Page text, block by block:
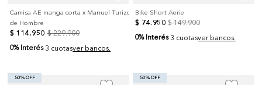
Camisa AE manga corta x Manuel Turizo
de Hombre
$ 114.950 $ 229.900
0% Interés 3 cuotasver bancos.
Bike Short Aerie
$ 74. 950 $ 149.900
0% Interés 3 cuotasver bancos.
50% OFF 50% OFF